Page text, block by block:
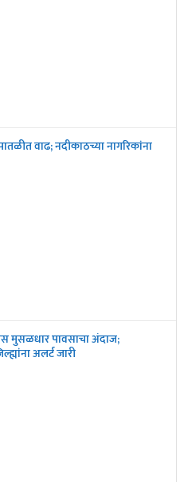
वाढ; नदीकाठच्या नागरिकांना
मुसळधार पावसाचा अंदाज;
अलर्ट जारी